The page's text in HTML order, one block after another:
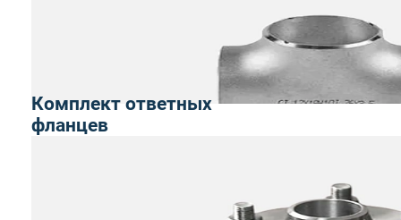
Комплект ответных
фланцев